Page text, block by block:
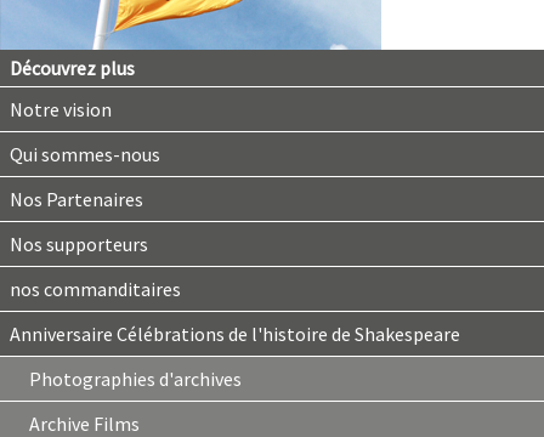
Découvrez plus
Notre vision
Qui sommes-nous
Nos Partenaires
Nos supporteurs
nos commanditaires
Anniversaire Célébrations de l'histoire de Shakespeare
Photographies d'archives
Archive Films